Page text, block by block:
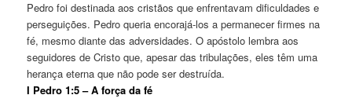
Pedro foi destinada aos cristãos que enfrentavam dificuldades e
perseguições. Pedro queria encorajá-los a permanecer firmes na
fé, mesmo diante das adversidades. O apóstolo lembra aos
seguidores de Cristo que, apesar das tribulações, eles têm uma
herança eterna que não pode ser destruída.
I Pedro 1:5 – A força da fé